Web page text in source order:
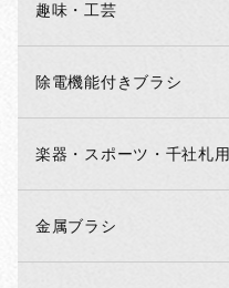
趣味・工芸
除電機能付きブラシ
楽器・スポーツ・千社札用
金属ブラシ